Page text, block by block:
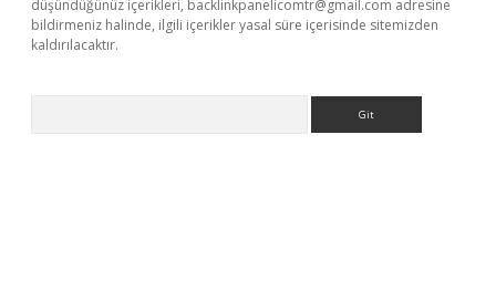
düşündüğünüz içerikleri, backlinkpanelicomtr@gmail.com adresine
bildirmeniz halinde, ilgili içerikler yasal süre içerisinde sitemizden
kaldırılacaktır.